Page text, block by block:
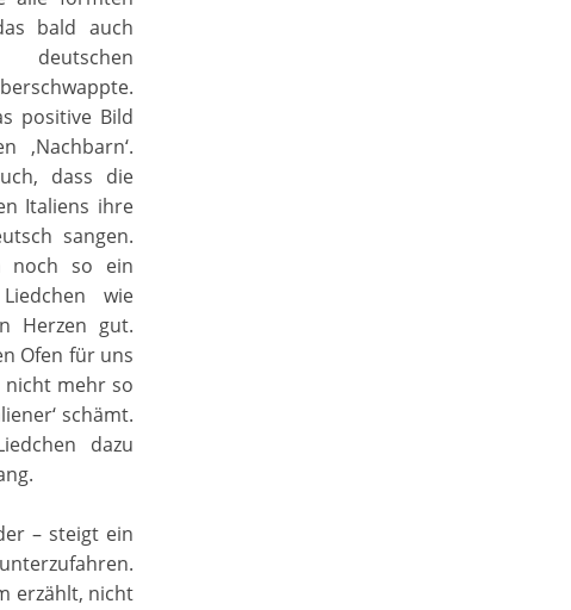
bald auch
positive Bild
‚Nachbarn‘.
dass die
Italiens ihre
sangen.
noch so ein
wie
Herzen gut.
Ofen für uns
mehr so
schämt.
dazu
– steigt ein
erzählt, nicht